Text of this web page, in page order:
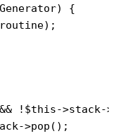
{
!$this->stack-
>pop();